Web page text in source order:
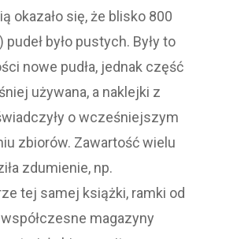
okazało się, że blisko 800
było pustych. Były to
nowe pudła, jednak część
używana, a naklejki z
o wcześniejszym
zbiorów. Zawartość wielu
zdumienie, np.
tej samej książki, ramki od
magazyny